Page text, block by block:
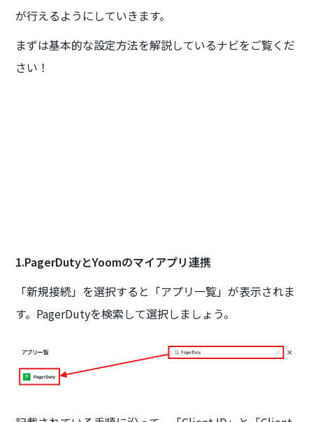
が行えるようにしていきます。
まずは基本的な設定方法を解説しているナビをご覧くだ
さい！
1.PagerDutyとYoomのマイアプリ連携
「新規接続」を選択すると「アプリ一覧」が表示されま
す。PagerDutyを検索して選択しましょう。